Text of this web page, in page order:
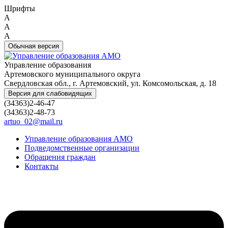
Шрифты
A
A
A
Обычная версия
Управление образования
Артемовского муниципального округа
Свердловская обл., г. Артемовский, ул. Комсомольская, д. 18
Версия для слабовидящих
(34363)2-46-47
(34363)2-48-73
artuo_02@mail.ru
Управление образования АМО
Подведомственные организации
Обращения граждан
Контакты